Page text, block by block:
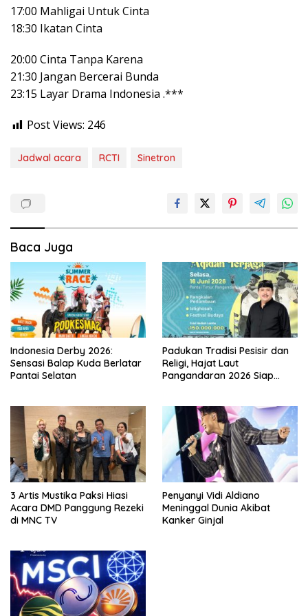
17:00 Mahligai Untuk Cinta
18:30 Ikatan Cinta
20:00 Cinta Tanpa Karena
21:30 Jangan Bercerai Bunda
23:15 Layar Drama Indonesia .***
Post Views: 246
Jadwal acara RCTI Sinetron
Baca Juga
Indonesia Derby 2026:
Sensasi Balap Kuda Berlatar
Pantai Selatan
Padukan Tradisi Pesisir dan
Religi, Hajat Laut
Pangandaran 2026 Siap
3 Artis Mustika Paksi Hiasi
Acara DMD Panggung Rezeki
di MNC TV
Penyanyi Vidi Aldiano
Meninggal Dunia Akibat
Kanker Ginjal